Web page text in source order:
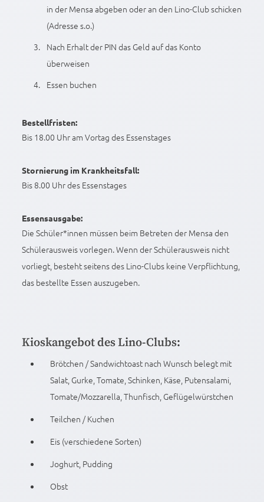
in der Mensa abgeben oder an den Lino-Club schicken
(Adresse s.o.)
Nach Erhalt der PIN das Geld auf das Konto
überweisen
Essen buchen
Bestellfristen:
Bis 18.00 Uhr am Vortag des Essenstages
Stornierung im Krankheitsfall:
Bis 8.00 Uhr des Essenstages
Essensausgabe:
Die Schüler*innen müssen beim Betreten der Mensa den
Schülerausweis vorlegen. Wenn der Schülerausweis nicht
vorliegt, besteht seitens des Lino-Clubs keine Verpflichtung,
das bestellte Essen auszugeben.
Kioskangebot des Lino-Clubs:
Brötchen / Sandwichtoast nach Wunsch belegt mit
Salat, Gurke, Tomate, Schinken, Käse, Putensalami,
Tomate/Mozzarella, Thunfisch, Geflügelwürstchen
Teilchen / Kuchen
Eis (verschiedene Sorten)
Joghurt, Pudding
Obst